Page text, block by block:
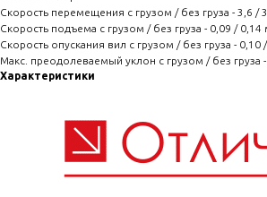
Скорость перемещения с грузом / без груза - 3,6 /
Скорость подъема с грузом / без груза - 0,09 / 0,14
Скорость опускания вил с грузом / без груза - 0,10
Макс. преодолеваемый уклон с грузом / без груза
Характеристики